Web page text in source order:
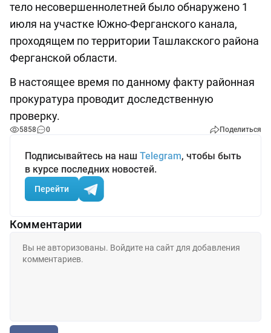
тело несовершеннолетней было обнаружено 1
июля на участке Южно-Ферганского канала,
проходящем по территории Ташлакского района
Ферганской области.
В настоящее время по данному факту районная
прокуратура проводит доследственную
проверку.
5858 0 Поделиться
Подписывайтесь на наш Telegram, чтобы быть
в курсе последних новостей.
Перейти
Комментарии